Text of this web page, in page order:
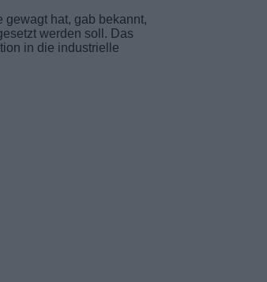
gewagt hat, gab bekannt,
werden soll. Das
in die industrielle